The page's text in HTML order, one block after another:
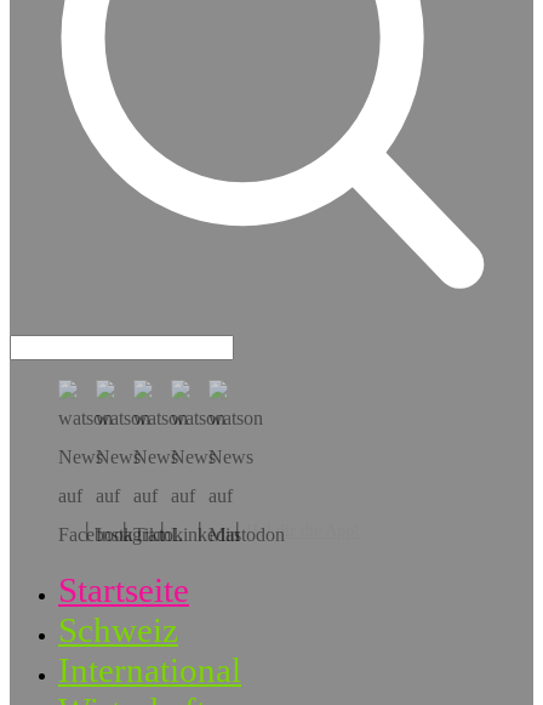
Hol dir die App!
Startseite
Schweiz
International